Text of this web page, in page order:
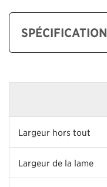
SPÉCIFICATION
Largeur hors tout
Largeur de la lame